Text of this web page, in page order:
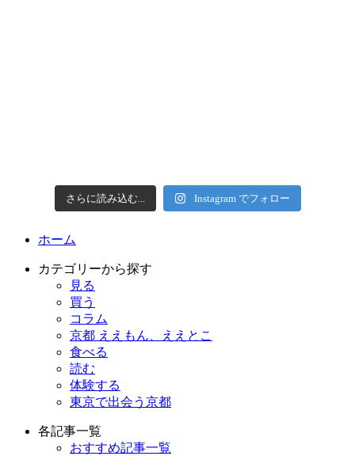
さらに読み込む... Instagram でフォロー
ホーム
カテゴリーから探す
見る
買う
コラム
京都 ええもん、ええとこ
食べる
読む
体験する
東京で出会う京都
各記事一覧
おすすめ記事一覧